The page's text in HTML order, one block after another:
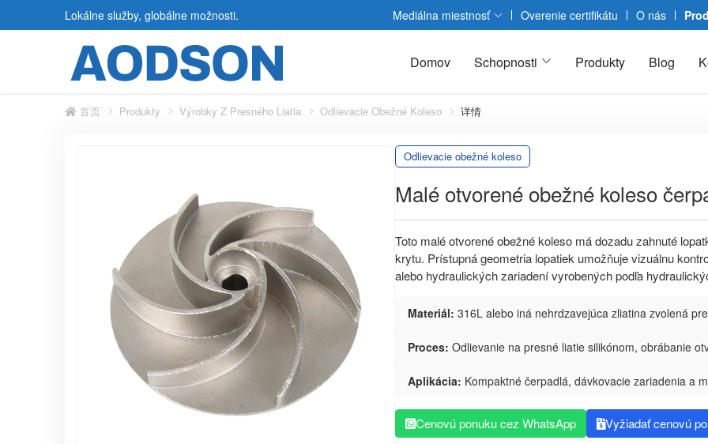
Lokálne služby, globálne možnosti. Mediálna miestnosť Overenie certifikátu O nás
Domov Schopnosti Produkty Blog
首页 Produkty Výrobky Z Presného Liatia Odlievacie Obežné Koleso 详情
Odlievacie obežné koleso
Malé otvorené obežné koleso
Toto malé otvorené obežné koleso má dozadu zahnuté
krytu. Prístupná geometria lopatiek umožňuje vizuálnu
alebo hydraulických zariadení vyrobených podľa
Materiál: 316L alebo iná nehrdzavejúca zliatina zvolená
Proces: Odlievanie na presné liatie silikónom, obrábanie
Aplikácia: Kompaktné čerpadlá, dávkovacie zariadenia a
Cenovú ponuku cez WhatsApp Vyžiadať cenovú